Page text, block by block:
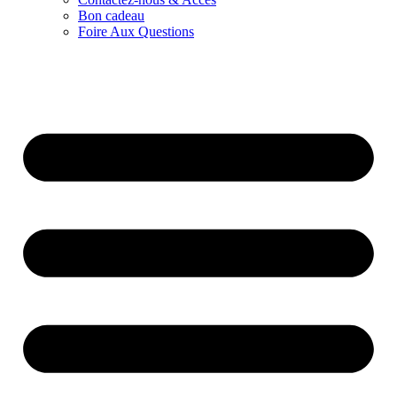
Bon cadeau
Foire Aux Questions